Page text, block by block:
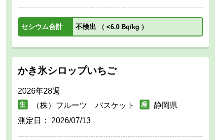
セシウム合計 不検出 （ <6.0 Bq/kg ）
かき氷シロップいちご
2026年28週
（株）フルーツ バスケット
静岡県
測定日： 2026/07/13